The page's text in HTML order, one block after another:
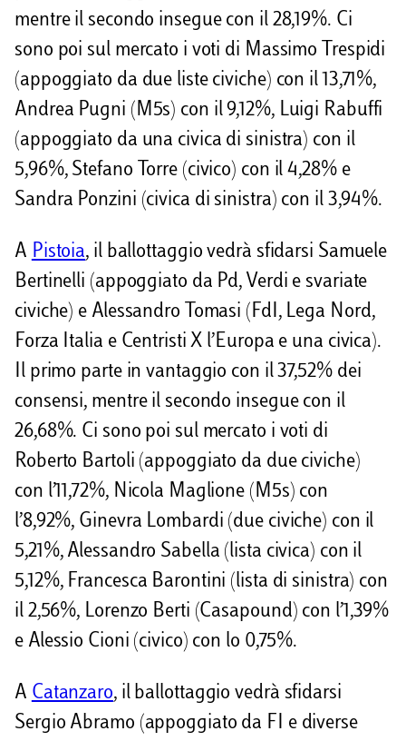
mentre il secondo insegue con il 28,19%. Ci
sono poi sul mercato i voti di Massimo Trespidi
(appoggiato da due liste civiche) con il 13,71%,
Andrea Pugni (M5s) con il 9,12%, Luigi Rabuffi
(appoggiato da una civica di sinistra) con il
5,96%, Stefano Torre (civico) con il 4,28% e
Sandra Ponzini (civica di sinistra) con il 3,94%.
A Pistoia, il ballottaggio vedrà sfidarsi Samuele
Bertinelli (appoggiato da Pd, Verdi e svariate
civiche) e Alessandro Tomasi (FdI, Lega Nord,
Forza Italia e Centristi X l’Europa e una civica).
Il primo parte in vantaggio con il 37,52% dei
consensi, mentre il secondo insegue con il
26,68%. Ci sono poi sul mercato i voti di
Roberto Bartoli (appoggiato da due civiche)
con l’11,72%, Nicola Maglione (M5s) con
l’8,92%, Ginevra Lombardi (due civiche) con il
5,21%, Alessandro Sabella (lista civica) con il
5,12%, Francesca Barontini (lista di sinistra) con
il 2,56%, Lorenzo Berti (Casapound) con l’1,39%
e Alessio Cioni (civico) con lo 0,75%.
A Catanzaro, il ballottaggio vedrà sfidarsi
Sergio Abramo (appoggiato da FI e diverse